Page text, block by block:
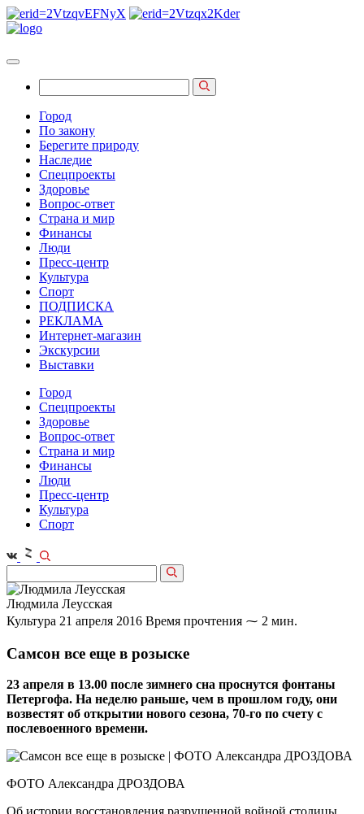
Город
По закону
Берегите природу
Наследие
Спецпроекты
Здоровье
Вопрос-ответ
Страна и мир
Финансы
Люди
Пресс-центр
Культура
Спорт
ПОДПИСКА
РЕКЛАМА
Интернет-магазин
Экскурсии
Выставки
Город
Спецпроекты
Здоровье
Вопрос-ответ
Страна и мир
Финансы
Люди
Пресс-центр
Культура
Спорт
Людмила Леусская
Культура 21 апреля 2016 Время прочтения ⁓ 2 мин.
Самсон все еще в розыске
23 апреля в 13.00 после зимнего сна проснутся фонтаны
Петергофа. На неделю раньше, чем в прошлом году, они
возвестят об открытии нового сезона, 70-го по счету с
послевоенного времени.
ФОТО Александра ДРОЗДОВА